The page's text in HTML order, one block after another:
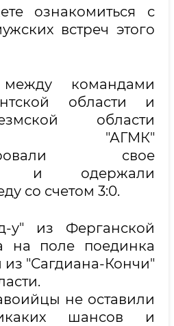
ознакомиться с
встреч этого
командами
области и
области
"АГМК"
свое
и одержали
со счетом 3:0.
у" из Ферганской
на поле поединка
"Сагдиана-Кончи"
не оставили
шансов и